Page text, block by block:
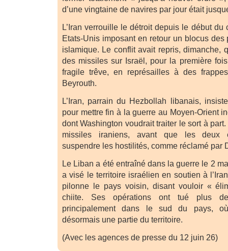
d’une vingtaine de navires par jour était
L’Iran verrouille le détroit depuis le début du
Etats-Unis imposant en retour un blocus
islamique. Le conflit avait repris, dimanche,
des missiles sur Israël, pour la première
fragile trêve, en représailles à des
Beyrouth.
L’Iran, parrain du Hezbollah libanais,
pour mettre fin à la guerre au Moyen-Orient
dont Washington voudrait traiter le sort à
missiles iraniens, avant que les deux
suspendre les hostilités, comme réclamé par
Le Liban a été entraîné dans la guerre le 2
a visé le territoire israélien en soutien à
pilonne le pays voisin, disant vouloir «
chiite. Ses opérations ont tué plus
principalement dans le sud du pays,
désormais une partie du territoire.
(Avec les agences de presse du 12 juin 26)